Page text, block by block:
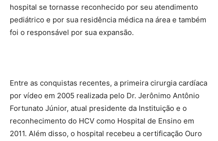
hospital se tornasse reconhecido por seu atendimento
pediátrico e por sua residência médica na área e também
foi o responsável por sua expansão.
Entre as conquistas recentes, a primeira cirurgia cardíaca
por vídeo em 2005 realizada pelo Dr. Jerônimo Antônio
Fortunato Júnior, atual presidente da Instituição e o
reconhecimento do HCV como Hospital de Ensino em
2011. Além disso, o hospital recebeu a certificação Ouro